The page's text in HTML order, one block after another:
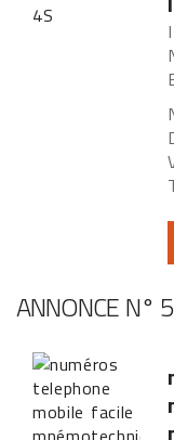
ANNONCE N°